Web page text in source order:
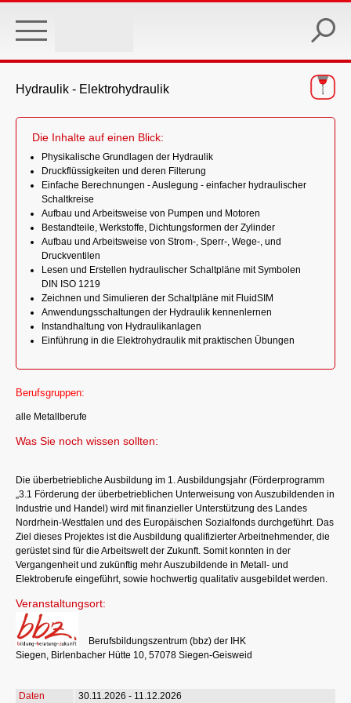
main
Hydraulik - Elektrohydraulik
Die Inhalte auf einen Blick:
Physikalische Grundlagen der Hydraulik
Druckflüssigkeiten und deren Filterung
Einfache Berechnungen - Auslegung - einfacher hydraulischer
Schaltkreise
Aufbau und Arbeitsweise von Pumpen und Motoren
Bestandteile, Werkstoffe, Dichtungsformen der Zylinder
Aufbau und Arbeitsweise von Strom-, Sperr-, Wege-, und
Druckventilen
Lesen und Erstellen hydraulischer Schaltpläne mit Symbolen
DIN ISO 1219
Zeichnen und Simulieren der Schaltpläne mit FluidSIM
Anwendungsschaltungen der Hydraulik kennenlernen
Instandhaltung von Hydraulikanlagen
Einführung in die Elektrohydraulik mit praktischen Übungen
Berufsgruppen:
alle Metallberufe
Was Sie noch wissen sollten:
Die überbetriebliche Ausbildung im 1. Ausbildungsjahr (Förderprogramm
„3.1 Förderung der überbetrieblichen Unterweisung von Auszubildenden in
Industrie und Handel) wird mit finanzieller Unterstützung des Landes
Nordrhein-Westfalen und des Europäischen Sozialfonds durchgeführt. Das
Ziel dieses Projektes ist die Ausbildung qualifizierter Arbeitnehmender, die
gerüstet sind für die Arbeitswelt der Zukunft. Somit konnten in der
Vergangenheit und zukünftig mehr Auszubildende in Metall- und
Elektroberufe eingeführt, sowie hochwertig qualitativ ausgebildet werden.
Veranstaltungsort:
Berufsbildungszentrum (bbz) der IHK
Siegen, Birlenbacher Hütte 10, 57078 Siegen-Geisweid
30.11.2026 - 11.12.2026